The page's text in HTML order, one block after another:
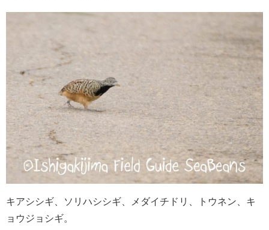
キアシシギ、ソリハシシギ、メダイチドリ、トウネン、キ
ョウジョシギ。